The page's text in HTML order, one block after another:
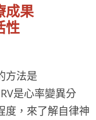
成果
性
方法是
是心率變異分
度，來了解自律神